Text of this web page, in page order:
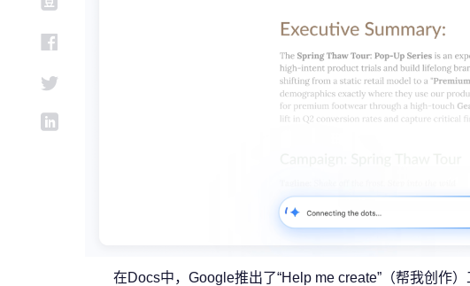
在Docs中，Google推出了“Help me create”（帮我创作